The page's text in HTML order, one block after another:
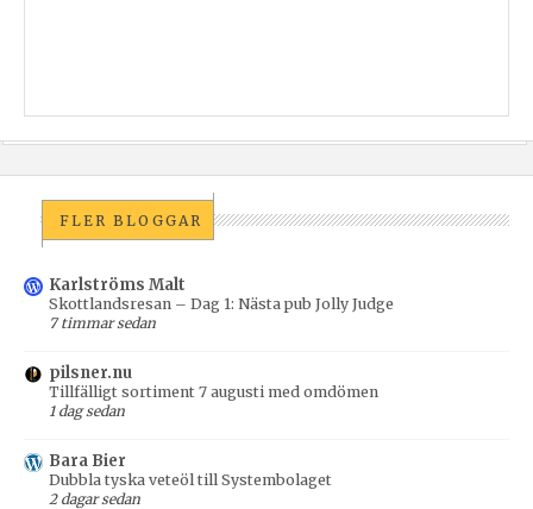
FLER BLOGGAR
Karlströms Malt
Skottlandsresan – Dag 1: Nästa pub Jolly Judge
7 timmar sedan
pilsner.nu
Tillfälligt sortiment 7 augusti med omdömen
1 dag sedan
Bara Bier
Dubbla tyska veteöl till Systembolaget
2 dagar sedan